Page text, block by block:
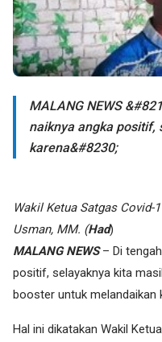
MALANG NEWS
naiknya angka positif,
karena&#8230;
Wakil Ketua Satgas Covid-
Usman, MM. (Had)
MALANG NEWS– Di
positif, selayaknya kita
booster untuk melandaikan
Hal ini dikatakan Wakil